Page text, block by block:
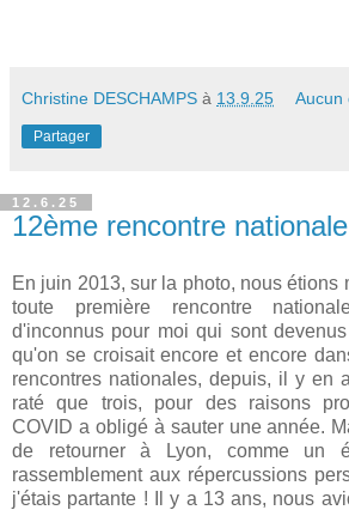
Christine DESCHAMPS à 13.9.25 Aucun
Partager
12.6.25
12ème rencontre
En juin 2013, sur la photo, nous étions
toute première rencontre
d'inconnus pour moi qui sont
qu'on se croisait encore et encore
rencontres nationales, depuis, il y en
raté que trois, pour des raisons
COVID a obligé à sauter une année.
de retourner à Lyon, comme un
rassemblement aux répercussions
j'étais partante ! Il y a 13 ans, nous